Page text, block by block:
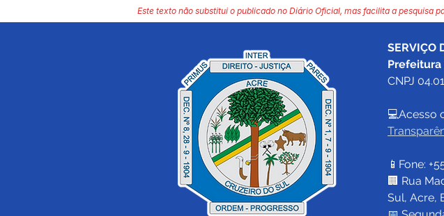
Este texto não substitui o publicado no Diário Oficial, mas facilita a pesquisa
SERVIÇO
Prefeitura
CNPJ
💻Acesso
📱Fone:
🏢 Rua
Sul, Acre,